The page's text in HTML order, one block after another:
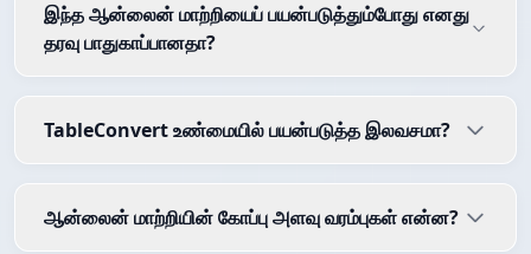
இந்த ஆன்லைன் மாற்றியைப் பயன்படுத்தும்போது எனது
தரவு பாதுகாப்பானதா?
TableConvert உண்மையில் பயன்படுத்த இலவசமா?
ஆன்லைன் மாற்றியின் கோப்பு அளவு வரம்புகள் என்ன?